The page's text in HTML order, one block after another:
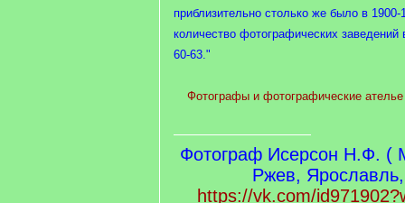
приблизительно столько же было в 1900-
количество фотографических
60-63."
Фотографы и фотографические
Фотограф Исерсон Н.Ф. (
Ржев,
https://vk.com/